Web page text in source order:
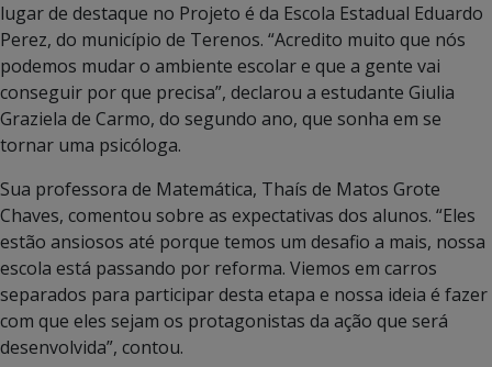
lugar de destaque no Projeto é da Escola Estadual Eduardo
Perez, do município de Terenos. “Acredito muito que nós
podemos mudar o ambiente escolar e que a gente vai
conseguir por que precisa”, declarou a estudante Giulia
Graziela de Carmo, do segundo ano, que sonha em se
tornar uma psicóloga.
Sua professora de Matemática, Thaís de Matos Grote
Chaves, comentou sobre as expectativas dos alunos. “Eles
estão ansiosos até porque temos um desafio a mais, nossa
escola está passando por reforma. Viemos em carros
separados para participar desta etapa e nossa ideia é fazer
com que eles sejam os protagonistas da ação que será
desenvolvida”, contou.